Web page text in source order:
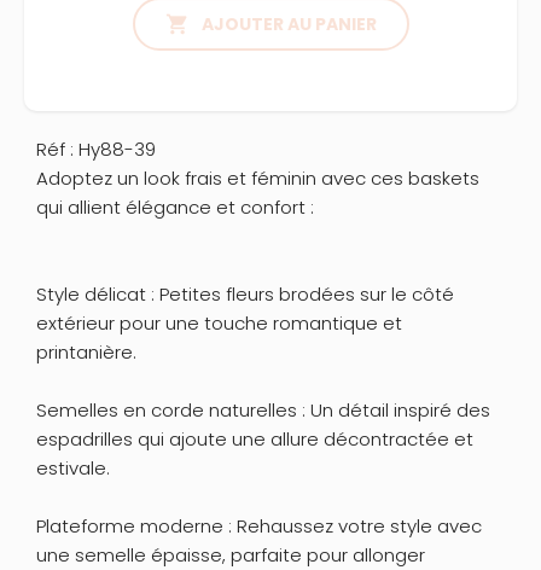
 AJOUTER AU PANIER
Réf : Hy88-39
Adoptez un look frais et féminin avec ces baskets
qui allient élégance et confort :
Style délicat : Petites fleurs brodées sur le côté
extérieur pour une touche romantique et
printanière.
Semelles en corde naturelles : Un détail inspiré des
espadrilles qui ajoute une allure décontractée et
estivale.
Plateforme moderne : Rehaussez votre style avec
une semelle épaisse, parfaite pour allonger